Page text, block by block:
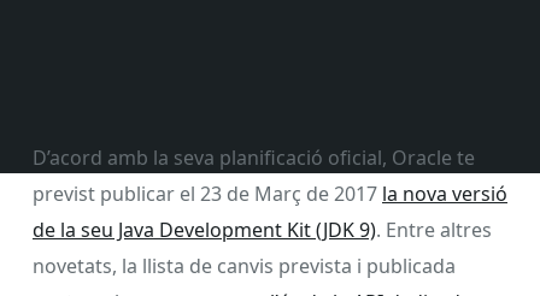
D’acord amb la seva planificació oficial, Oracle te
previst publicar el 23 de Març de 2017 la nova versió
de la seu Java Development Kit (JDK 9). Entre altres
novetats, la llista de canvis prevista i publicada